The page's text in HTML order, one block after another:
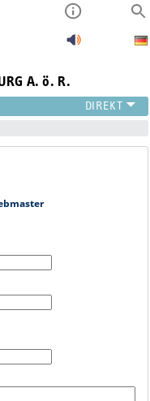
A. ö. R.